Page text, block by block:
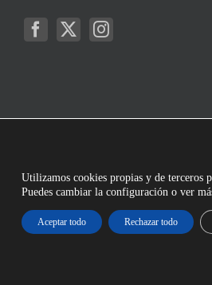
Utilizamos cookies propias y de terceros
Puedes cambiar la configuración o ver
Aceptar todo Rechazar todo